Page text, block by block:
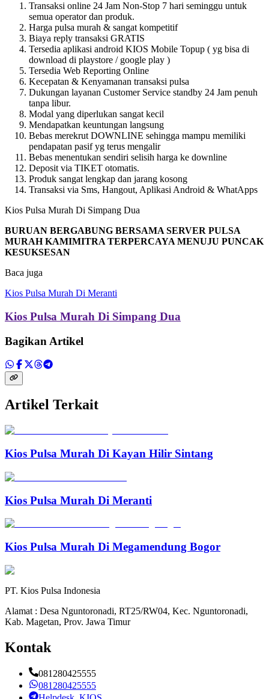
Transaksi online 24 Jam Non-Stop 7 hari seminggu untuk
semua operator dan produk.
Harga pulsa murah & sangat kompetitif
Biaya reply transaksi GRATIS
Tersedia aplikasi android KIOS Mobile Topup ( yg bisa di
download di playstore / google play )
Tersedia Web Reporting Online
Kecepatan & Kenyamanan transaksi pulsa
Dukungan layanan Customer Service standby 24 Jam penuh
tanpa libur.
Modal yang diperlukan sangat kecil
Mendapatkan keuntungan langsung
Bebas merekrut DOWNLINE sehingga mampu memiliki
pendapatan pasif yg terus mengalir
Bebas menentukan sendiri selisih harga ke downline
Deposit via TIKET otomatis.
Produk sangat lengkap dan jarang kosong
Transaksi via Sms, Hangout, Aplikasi Android & WhatApps
Kios Pulsa Murah Di Simpang Dua
BURUAN BERGABUNG BERSAMA SERVER PULSA
MURAH KAMIMITRA TERPERCAYA MENUJU PUNCAK
KESUKSESAN
Baca juga
Kios Pulsa Murah Di Meranti
Kios Pulsa Murah Di Simpang Dua
Bagikan Artikel
Artikel Terkait
Kios Pulsa Murah Di Kayan Hilir Sintang
Kios Pulsa Murah Di Meranti
Kios Pulsa Murah Di Megamendung Bogor
PT. Kios Pulsa Indonesia
Alamat : Desa Nguntoronadi, RT25/RW04, Kec. Nguntoronadi,
Kab. Magetan, Prov. Jawa Timur
Kontak
081280425555
081280425555